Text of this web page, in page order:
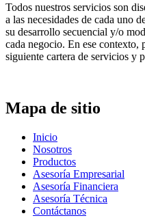
Todos nuestros servicios son
a las necesidades de cada uno
su desarrollo secuencial y/o
cada negocio. En ese contexto,
siguiente cartera de servicios y
Mapa de sitio
Inicio
Nosotros
Productos
Asesoría Empresarial
Asesoría Financiera
Asesoría Técnica
Contáctanos